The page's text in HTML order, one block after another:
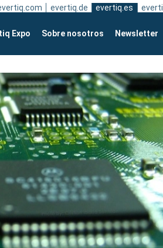
evertiq.de evertiq.es
Expo Sobre nosotros Newsletter